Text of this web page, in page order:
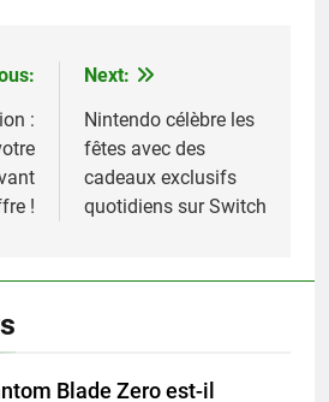
:
!
Next:
Nintendo célèbre les
fêtes avec des
cadeaux exclusifs
quotidiens sur Switch
Blade Zero est-il